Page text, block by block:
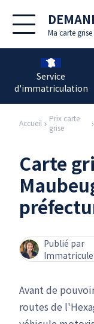
Ma carte
Service
d'immatriculation
Accueil
Prix carte
grise
Carte
Publié par
Avant de
routes de